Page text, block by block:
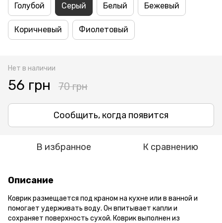
Голубой Серый Белый Бежевый
Коричневый Фиолетовый
Нет в наличии
56 грн 70 грн
Сообщить, когда появится
В избранное К сравнению
Описание
Коврик размещается под краном на кухне или в ванной и
помогает удерживать воду. Он впитывает капли и
сохраняет поверхность сухой. Коврик выполнен из